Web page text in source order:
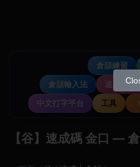
倉頡練習
倉頡輸入法
速成輸入
中文打字平台
工具
【谷】速成碼 金口 —